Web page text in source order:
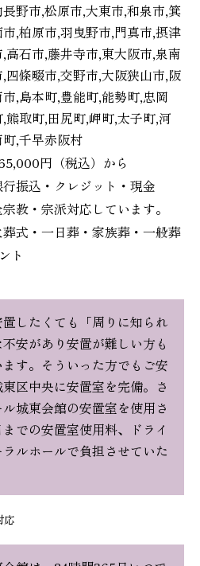
長野市,松原市,大東市,和泉市,箕
,柏原市,羽曳野市,門真市,摂津
,高石市,藤井寺市,東大阪市,泉南
,四條畷市,交野市,大阪狭山市,阪
,島本町,豊能町,能勢町,忠岡
,熊取町,田尻町,岬町,太子町,河
,千早赤阪村
円（税込）から
行振込・クレジット・現金
教・宗派対応しています。
葬式・一日葬・家族葬・一般葬
ト
したくても「周りに知られ
安があり安置が難しい方も
す。そういった方でもご安
区中央に安置室を完備。さ
城東会館の安置室を使用さ
での安置室使用料、ドライ
ルホールで負担させていた
応